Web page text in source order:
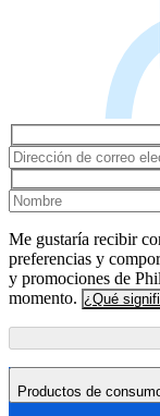
Me gustaría recibir
preferencias y
y promociones de
momento. ¿Qué
Productos de